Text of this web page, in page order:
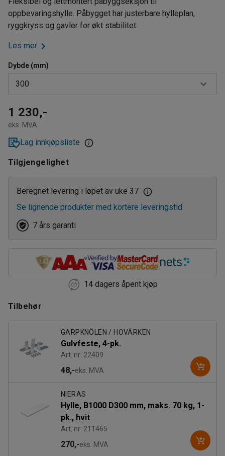
oppbevaringshylle. Påbygget har justerbare hylleplan,
ryggkryss og gavler for økt stabilitet.
Les mer
Dybde (mm)
300
300
400
500
1 230,-
eks. MVA
Lag innkjøpsliste
Tilgjengelighet
Beregnet levering i løpet av uke 37
Se lignende produkter med kortere leveringstid
7 års garanti
14 dagers åpent kjøp
Tilbehør
GARPKNÖLEN / HOVÄRKEN
Gulvfeste, 4-pk.
Art. nr: 22409
48,-eks. MVA
NIERAS
Hylle, B1000 D300 mm, maks. 70 kg, 1-
pk., hvit
Art. nr: 211465
270,-eks. MVA